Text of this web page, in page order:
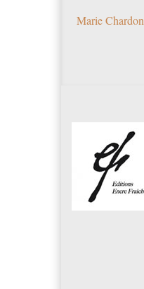
Marie Chardon